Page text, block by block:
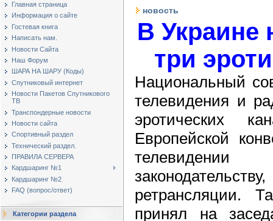
Главная страница
Информация о сайте
Гостевая книга
Написать нам.
Новости Сайта
Наш Форум
ШАРА НА ШАРУ (Коды)
Спутниковый интернет
Новости Пакетов Спутникового
ТВ
Транспондерные новости
Новости сайта
Спортивный раздел
Технический раздел.
ПРАВИЛА СЕРВЕРА
Кардшаринг №1
Кардшаринг №2
FAQ (вопрос/ответ)
Категории раздела
новость
В Украине
три
Национальный
телевидения и
эротических
Европейской
ретрансляции.
принял на